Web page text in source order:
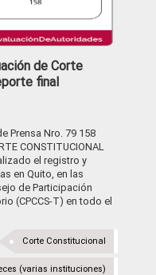
de Corte
final
Prensa Nro. 79 158
CONSTITUCIONAL
el registro y
en Quito, en las
de Participación
(CPCCS-T) en todo el
Corte Constitucional
(varias instituciones)